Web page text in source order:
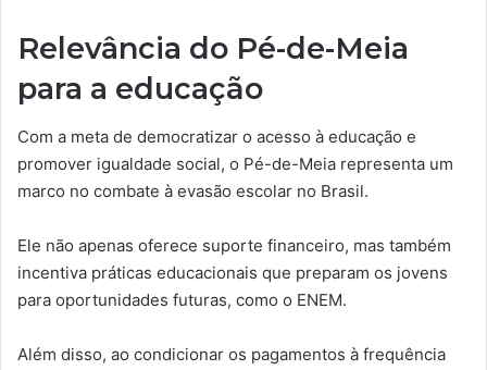
Relevância do Pé-de-Meia
para a educação
Com a meta de democratizar o acesso à educação e
promover igualdade social, o Pé-de-Meia representa um
marco no combate à evasão escolar no Brasil.
Ele não apenas oferece suporte financeiro, mas também
incentiva práticas educacionais que preparam os jovens
para oportunidades futuras, como o ENEM.
Além disso, ao condicionar os pagamentos à frequência